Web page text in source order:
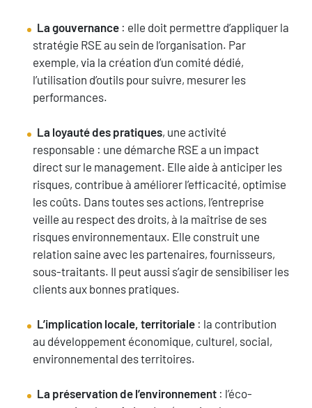
La gouvernance: elle doit permettre d’appliquer la
stratégie RSE au sein de l’organisation. Par
exemple, via la création d’un comité dédié,
l’utilisation d’outils pour suivre, mesurer les
performances.
La loyauté des pratiques, une activité
responsable : une démarche RSE a un impact
direct sur le management. Elle aide à anticiper les
risques, contribue à améliorer l’efficacité, optimise
les coûts. Dans toutes ses actions, l’entreprise
veille au respect des droits, à la maîtrise de ses
risques environnementaux. Elle construit une
relation saine avec les partenaires, fournisseurs,
sous-traitants. Il peut aussi s’agir de sensibiliser les
clients aux bonnes pratiques.
L’implication locale, territoriale: la contribution
au développement économique, culturel, social,
environnemental des territoires.
La préservation de l’environnement: l’éco-